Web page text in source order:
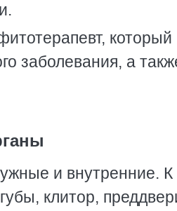
который
заболевания, а
и внутренние. К
клитор,